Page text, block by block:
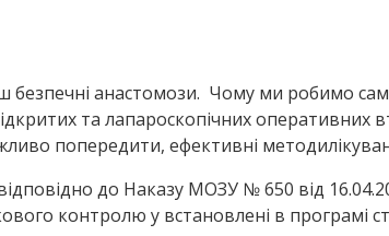
безпечні анастомози. Чому ми робимо
та лапароскопічних оперативних
попередити, ефективні
до Наказу МОЗУ № 650 від
контролю у встановлені в програмі